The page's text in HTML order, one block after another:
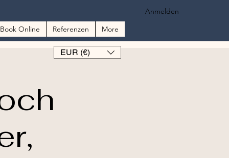
Anmelden
Book Online Referenzen More
EUR (€)